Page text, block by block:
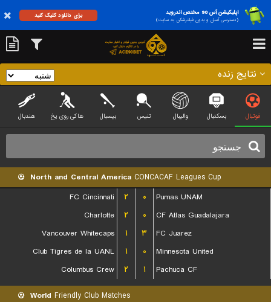
اپلیکیشن آس 90 مختص اندروید
(دسترسی آسان و بدون فیلترشکن به سایت)
برای دانلود کلیک کنید
نتایج زنده
فوتبال بسکتبال والیبال تنیس بیسبال هاکی روی یخ هندبال
North and Central America CONCACAF Leagues Cup
FC Cincinnati
۲ ۰
Pumas UNAM
Charlotte
۲ ۰
CF Atlas Guadalajara
Vancouver Whitecaps
۱ ۳
FC Juarez
Club Tigres de la UANL
۱ ۰
Minnesota United
Columbus Crew
۲ ۱ Pachuca CF
World Friendly Club Matches